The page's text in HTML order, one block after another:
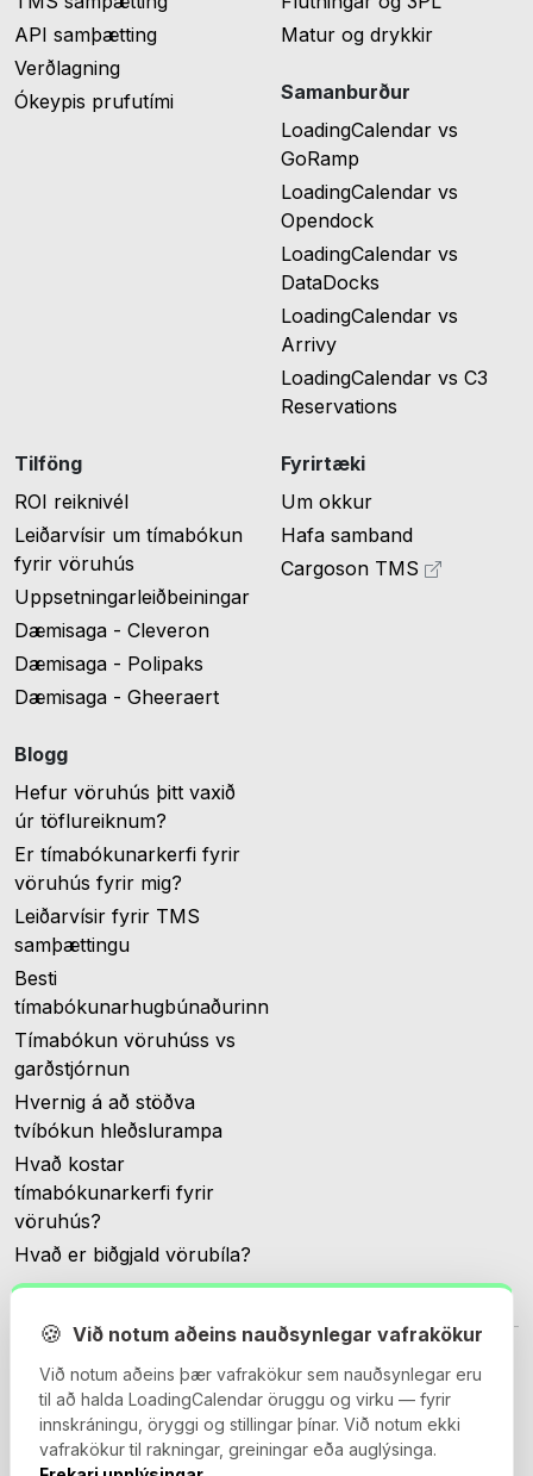
API samþætting
Verðlagning
Ókeypis prufutími
Matur og drykkir
Samanburður
LoadingCalendar vs
GoRamp
LoadingCalendar vs
Opendock
LoadingCalendar vs
DataDocks
LoadingCalendar vs
Arrivy
LoadingCalendar vs C3
Reservations
Tilföng
ROI reiknivél
Leiðarvísir um tímabókun
fyrir vöruhús
Uppsetningarleiðbeiningar
Dæmisaga - Cleveron
Dæmisaga - Polipaks
Dæmisaga - Gheeraert
Blogg
Hefur vöruhús þitt vaxið
úr töflureiknum?
Er tímabókunarkerfi fyrir
vöruhús fyrir mig?
Leiðarvísir fyrir TMS
samþættingu
Besti
tímabókunarhugbúnaðurinn
Tímabókun vöruhúss vs
garðstjórnun
Hvernig á að stöðva
tvíbókun hleðslurampa
Hvað kostar
tímabókunarkerfi fyrir
vöruhús?
Hvað er biðgjald vörubíla?
Fyrirtæki
Um okkur
Hafa samband
Cargoson TMS
© 2026 Loadingcalendar.com. Allur réttur áskilinn.
🍪 Við notum aðeins nauðsynlegar vafrakökur
Við notum aðeins þær vafrakökur sem nauðsynlegar eru
til að halda LoadingCalendar öruggu og virku — fyrir
innskráningu, öryggi og stillingar þínar. Við notum ekki
vafrakökur til rakningar, greiningar eða auglýsinga.